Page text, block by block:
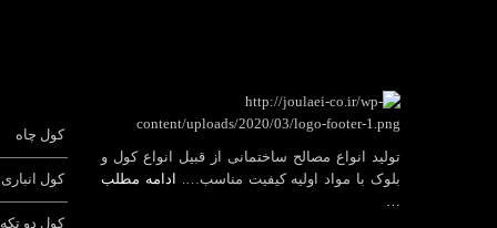
تولید انواع مصالح ساختمانی از قبیل انواع کول و
بلوک با مواد اولیه کیفیت مناسب…. ادامه مطلب
…
کول چاه
کول انباری
کول دو تکه